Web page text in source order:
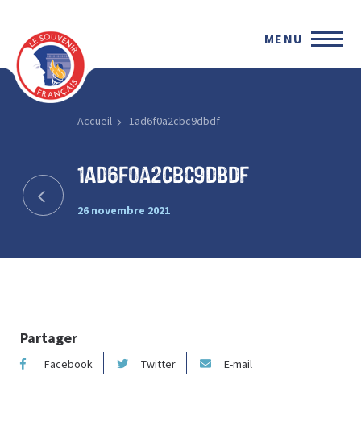
MENU
Accueil 1ad6f0a2cbc9dbdf
1ad6f0a2cbc9dbdf
26 novembre 2021
Partager
Facebook Twitter E-mail